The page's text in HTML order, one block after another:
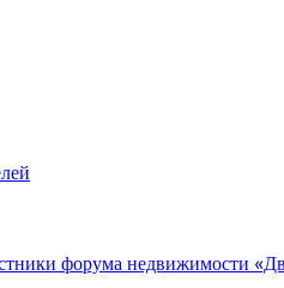
форума недвижимости